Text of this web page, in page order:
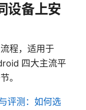
设备上安
程，适用于
四大主流平
。
评测：如何选